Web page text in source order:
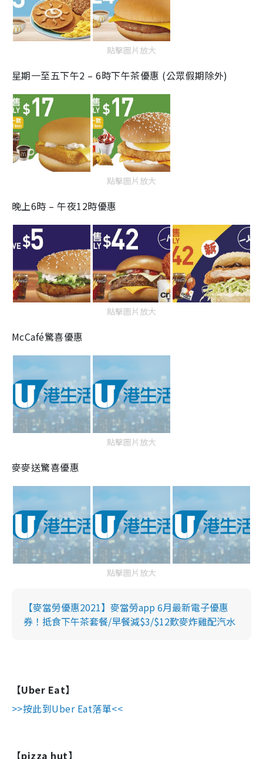
點擊圖片放大
星期一至五下午2 – 6時下午茶優惠 (公眾假期除外)
點擊圖片放大
晚上6時 – 午夜12時優惠
點擊圖片放大
McCafé驚喜優惠
點擊圖片放大
麥麥送驚喜優惠
點擊圖片放大
【麥當勞優惠2021】麥當勞app 6月最新電子優惠
券！抵食下午茶套餐/早餐減$3/$12歎麥炸雞配汽水
【Uber Eat】
>>按此到Uber Eat落單<<
【pizza hut】